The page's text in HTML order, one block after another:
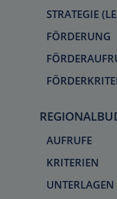
STRATEGIE
FÖRDERUNG
AUFRUFE
KRITERIEN
UNTERLAGEN